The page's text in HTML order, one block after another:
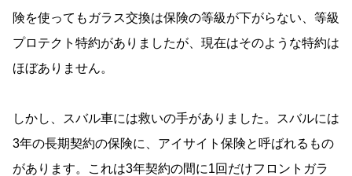
険を使ってもガラス交換は保険の等級が下がらない、等級
プロテクト特約がありましたが、現在はそのような特約は
ほぼありません。
しかし、スバル車には救いの手がありました。スバルには
3年の長期契約の保険に、アイサイト保険と呼ばれるもの
があります。これは3年契約の間に1回だけフロントガラ